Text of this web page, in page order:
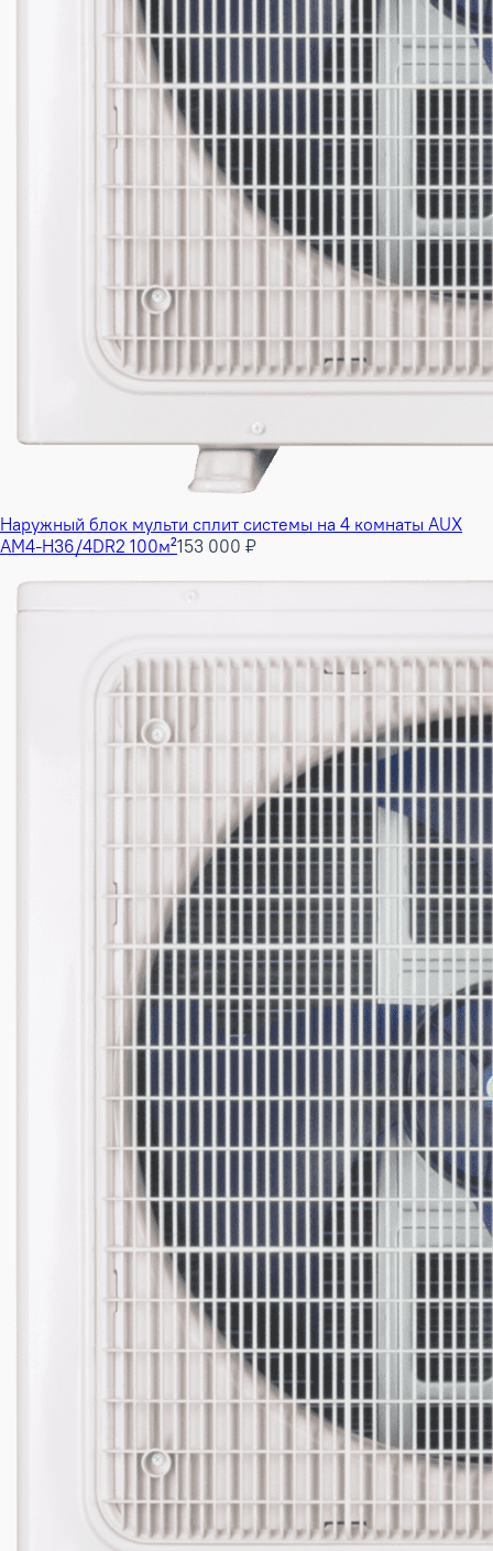
Наружный блок мульти сплит системы на 4 комнаты AUX
AM4-H36/4DR2 100м²153 000 ₽